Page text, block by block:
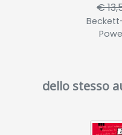
€
dello stesso